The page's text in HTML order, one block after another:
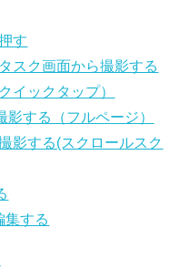
す
スク画面から撮影する
イックタップ）
影する（フルページ）
影する(スクロールスク
集する